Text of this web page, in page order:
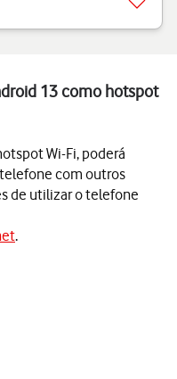
13 como hotspot
Wi-Fi, poderá
com outros
de utilizar o telefone
.